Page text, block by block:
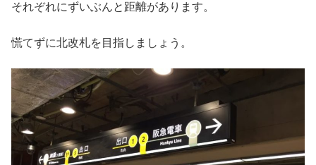
それぞれにずいぶんと距離があります。
慌てずに北改札を目指しましょう。